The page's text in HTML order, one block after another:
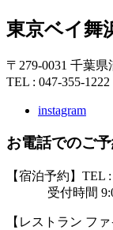
東京ベイ舞
〒279-0031 千葉
TEL : 047-355-1222
instagram
お電話でのご
【宿泊予約】TEL :
受付時間
【レストラン フ